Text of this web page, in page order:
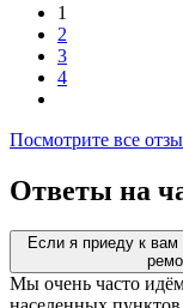
1
2
3
4
Посмотрите все
Ответы на
Если я приеду к вам
Мы очень часто